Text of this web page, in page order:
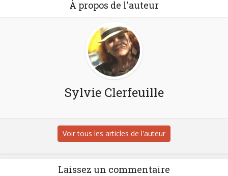
À propos de l'auteur
Sylvie Clerfeuille
Voir tous les articles de l'auteur
Laissez un commentaire